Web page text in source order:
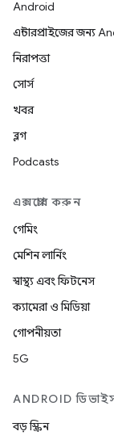
Android
এন্টারপ্রাইজের জন্য
নিরাপত্তা
সোর্স
খবর
ব্লগ
Podcasts
এক্সপ্লোর করুন
গেমিং
মেশিন লার্নিং
স্বাস্থ্য এবং ফিটনেস
ক্যামেরা ও মিডিয়া
গোপনীয়তা
5G
ANDROID
বড় স্ক্রিন